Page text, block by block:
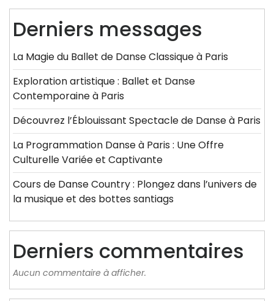
Derniers messages
La Magie du Ballet de Danse Classique à Paris
Exploration artistique : Ballet et Danse
Contemporaine à Paris
Découvrez l’Éblouissant Spectacle de Danse à Paris
La Programmation Danse à Paris : Une Offre
Culturelle Variée et Captivante
Cours de Danse Country : Plongez dans l’univers de
la musique et des bottes santiags
Derniers commentaires
Aucun commentaire à afficher.